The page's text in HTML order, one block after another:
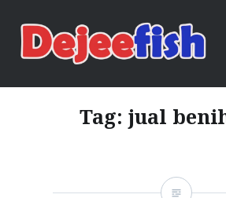
content
DEJEEFISH |
IKAN BERKUALITAS
Tag: jual